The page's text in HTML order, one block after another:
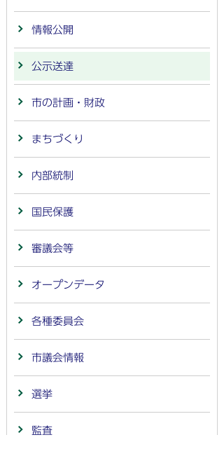
情報公開
公示送達
市の計画・財政
まちづくり
内部統制
国民保護
審議会等
オープンデータ
各種委員会
市議会情報
選挙
監査